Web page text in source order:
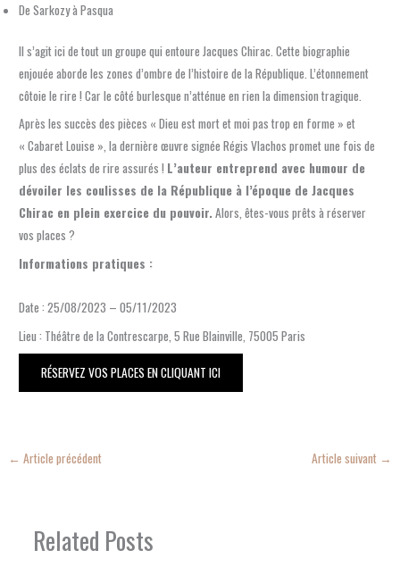
De Sarkozy à Pasqua
Il s’agit ici de tout un groupe qui entoure Jacques Chirac. Cette biographie
enjouée aborde les zones d’ombre de l’histoire de la République. L’étonnement
côtoie le rire ! Car le côté burlesque n’atténue en rien la dimension tragique.
Après les succès des pièces « Dieu est mort et moi pas trop en forme » et
« Cabaret Louise », la dernière œuvre signée Régis Vlachos promet une fois de
plus des éclats de rire assurés ! L’auteur entreprend avec humour de
dévoiler les coulisses de la République à l’époque de Jacques
Chirac en plein exercice du pouvoir.Alors, êtes-vous prêts à réserver
vos places ?
Informations pratiques :
Date : 25/08/2023 – 05/11/2023
Lieu : Théâtre de la Contrescarpe, 5 Rue Blainville, 75005 Paris
RÉSERVEZ VOS PLACES EN CLIQUANT ICI
← Article précédent Article suivant →
Related Posts